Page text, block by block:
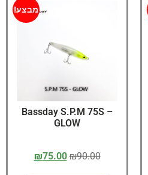
מבצע!
Bassday S.P.M 75S –
GLOW
₪90.00
₪75.00